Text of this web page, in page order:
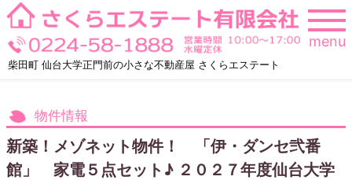
Skip
to
content
柴田町 仙台大学正門前の小さな不動産屋 さくらエステート
menu
物件情報
新築！メゾネット物件！ 「伊・ダンセ弐番
館」 家電５点セット♪ ２０２７年度仙台大学